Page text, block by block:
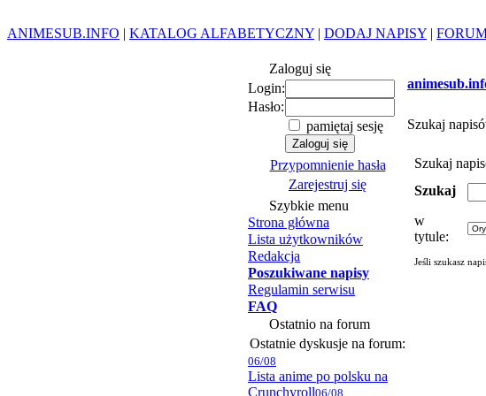
ANIMESUB.INFO | KATALOG ALFABETYCZNY | DODAJ NAPISY |
Zaloguj się
Login:
Hasło:
pamiętaj sesję
Przypomnienie hasła
Zarejestruj się
Szybkie menu
Strona główna
Lista użytkowników
Redakcja
Poszukiwane napisy
Regulamin serwisu
FAQ
Ostatnio na forum
Ostatnie dyskusje na forum:
06/08
Lista anime po polsku na
Crunchyroll06/08
Szukaj
Szukaj
Szukaj
w
tytule:
Jeśli szukasz